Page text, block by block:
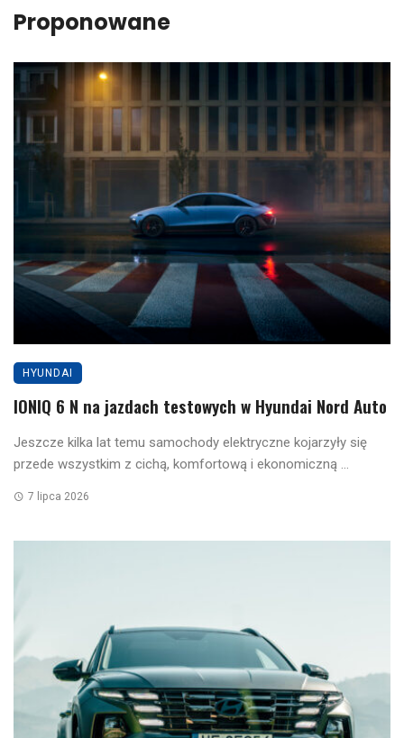
Proponowane
HYUNDAI
IONIQ 6 N na jazdach testowych w Hyundai Nord Auto
Jeszcze kilka lat temu samochody elektryczne kojarzyły się
przede wszystkim z cichą, komfortową i ekonomiczną ...
7 lipca 2026